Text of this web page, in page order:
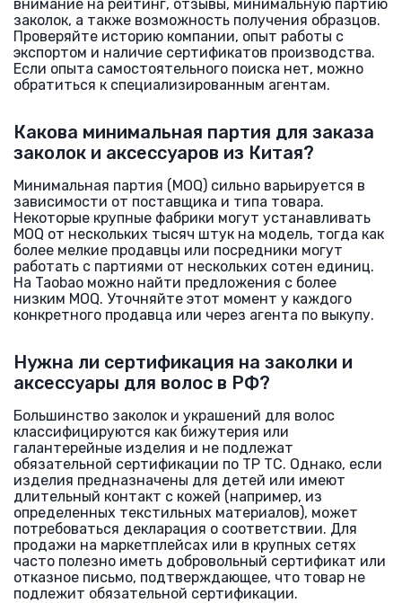
внимание на рейтинг, отзывы, минимальную партию
заколок, а также возможность получения образцов.
Проверяйте историю компании, опыт работы с
экспортом и наличие сертификатов производства.
Если опыта самостоятельного поиска нет, можно
обратиться к специализированным агентам.
Какова минимальная партия для заказа
заколок и аксессуаров из Китая?
Минимальная партия (MOQ) сильно варьируется в
зависимости от поставщика и типа товара.
Некоторые крупные фабрики могут устанавливать
MOQ от нескольких тысяч штук на модель, тогда как
более мелкие продавцы или посредники могут
работать с партиями от нескольких сотен единиц.
На Taobao можно найти предложения с более
низким MOQ. Уточняйте этот момент у каждого
конкретного продавца или через агента по выкупу.
Нужна ли сертификация на заколки и
аксессуары для волос в РФ?
Большинство заколок и украшений для волос
классифицируются как бижутерия или
галантерейные изделия и не подлежат
обязательной сертификации по ТР ТС. Однако, если
изделия предназначены для детей или имеют
длительный контакт с кожей (например, из
определенных текстильных материалов), может
потребоваться декларация о соответствии. Для
продажи на маркетплейсах или в крупных сетях
часто полезно иметь добровольный сертификат или
отказное письмо, подтверждающее, что товар не
подлежит обязательной сертификации.